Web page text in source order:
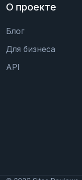
О проекте
Блог
Для бизнеса
API